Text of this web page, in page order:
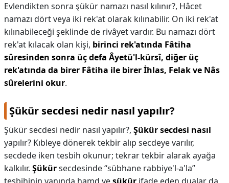
Evlendikten sonra şükür namazı nasıl kılınır?, Hâcet
namazı dört veya iki rek'at olarak kılınabilir. On iki rek'at
kılınabileceği şeklinde de rivâyet vardır. Bu namazı dört
rek'at kılacak olan kişi, birinci rek'atında Fâtiha
sûresinden sonra üç defa Âyetü'l-kürsî, diğer üç
rek'atında da birer Fâtiha ile birer İhlas, Felak ve Nâs
sûrelerini okur.
Şükür secdesi nedir nasıl yapılır?
Şükür secdesi nedir nasıl yapılır?, Şükür secdesi nasıl
yapılır? Kıbleye dönerek tekbir alıp secdeye varılır,
secdede iken tesbih okunur; tekrar tekbir alarak ayağa
kalkılır. Şükürsecdesinde “sübhane rabbiye'l-a'la”